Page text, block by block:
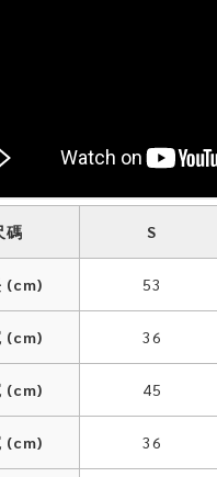
碼 S
(cm) 53
(cm) 36
(cm) 45
(cm) 36